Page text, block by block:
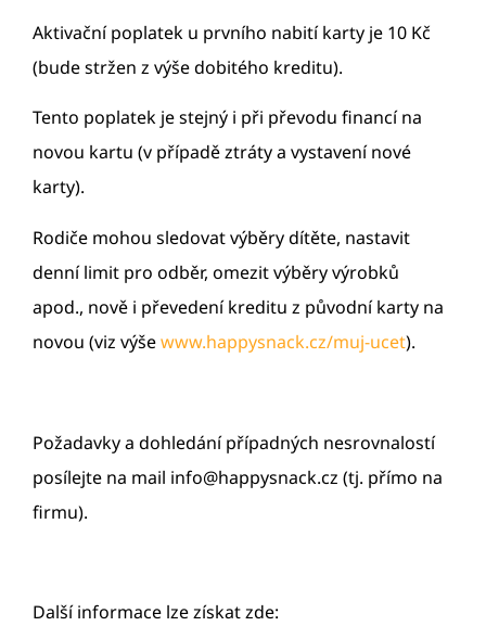
Aktivační poplatek u prvního nabití karty je 10 Kč
(bude stržen z výše dobitého kreditu).
Tento poplatek je stejný i při převodu financí na
novou kartu (v případě ztráty a vystavení nové
karty).
Rodiče mohou sledovat výběry dítěte, nastavit
denní limit pro odběr, omezit výběry výrobků
apod., nově i převedení kreditu z původní karty na
novou (viz výšewww.happysnack.cz/muj-ucet).
Požadavky a dohledání případných nesrovnalostí
posílejte na mail info@happysnack.cz (tj. přímo na
firmu).
Další informace lze získat zde: